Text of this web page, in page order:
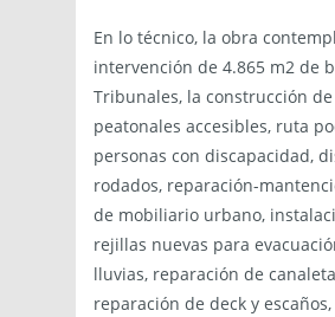
En lo técnico, la obra
intervención de 4.865 m2 de
Tribunales, la construcción
peatonales accesibles, ruta
personas con discapacidad,
rodados, reparación-
de mobiliario urbano,
rejillas nuevas para
lluvias, reparación de
reparación de deck y